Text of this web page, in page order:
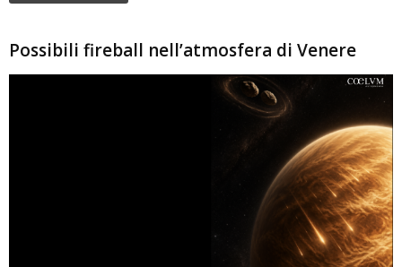
Possibili fireball nell’atmosfera di Venere